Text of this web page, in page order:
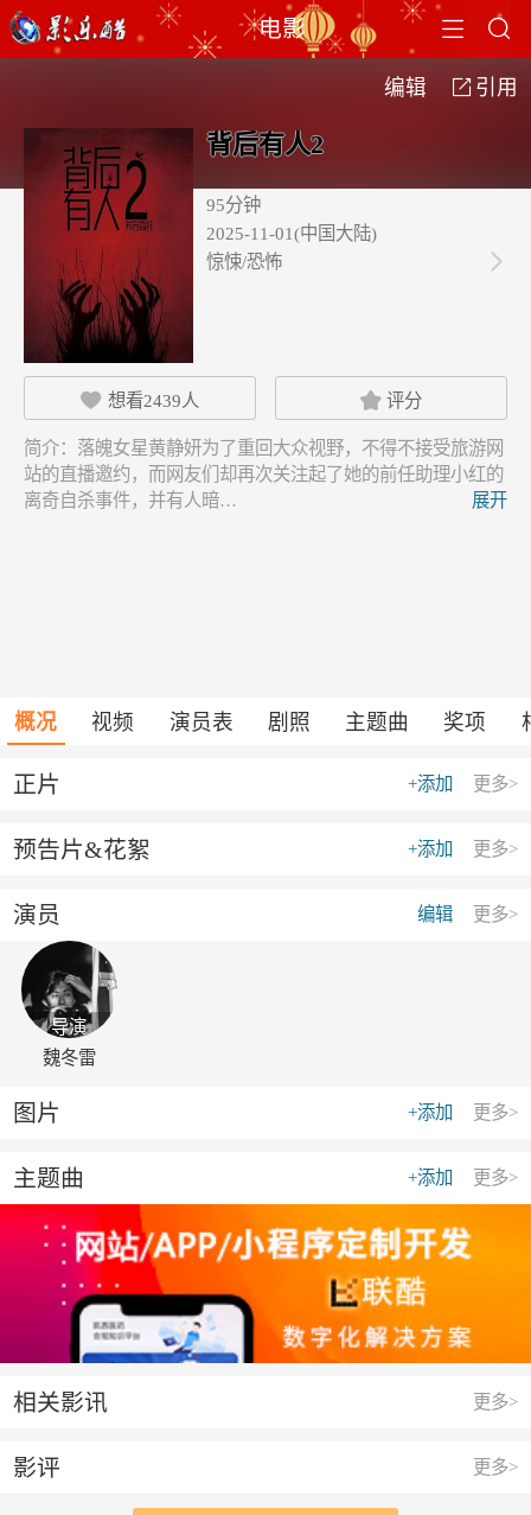
 
电影
编辑  引用
背后有人2
95分钟
2025-11-01(中国大陆)
惊悚/恐怖

 想看2439人  评分
简介： 落魄女星黄静妍为了重回大众视野，不得不接受旅游网
站的直播邀约，而网友们却再次关注起了她的前任助理小红的
离奇自杀事件，并有人暗…
展开
概况 视频 演员表 剧照 主题曲 奖项
更多>
+添加
正片
更多>
+添加
预告片&花絮
更多>
编辑
演员
导演
魏冬雷
更多>
+添加
图片
更多>
+添加
主题曲
更多>
相关影讯
更多>
影评